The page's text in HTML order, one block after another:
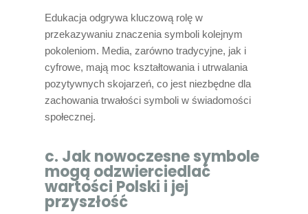
Edukacja odgrywa kluczową rolę w
przekazywaniu znaczenia symboli kolejnym
pokoleniom. Media, zarówno tradycyjne, jak i
cyfrowe, mają moc kształtowania i utrwalania
pozytywnych skojarzeń, co jest niezbędne dla
zachowania trwałości symboli w świadomości
społecznej.
c. Jak nowoczesne symbole
mogą odzwierciedlać
wartości Polski i jej
przyszłość